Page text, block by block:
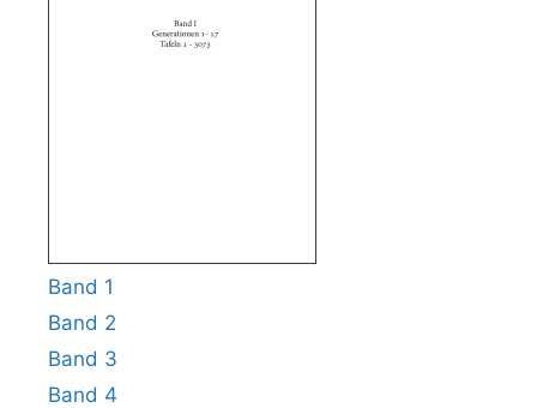
Band 1
Band 2
Band 3
Band 4